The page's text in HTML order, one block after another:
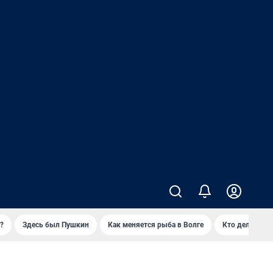
Здесь был Пушкин Как меняется рыба в Волге Кто делает